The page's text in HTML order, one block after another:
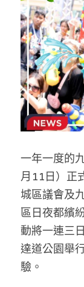
反華推
民主派
反華推
美西霸
美西極
真相直擊
極端暴
KOL 專欄
林淑芳
屈穎妍
朱庭萱
莫綺琪
黃萬成
招國偉
高松傑
林伯強專
絕密法庭檔
醫院口
屠龍小
黎智英
支聯會案
35+顛覆
生活
吃喝玩
休閒好
親子
花生仔
關於我們
人才招聘
投稿熱線
商戶合作
支持讚助
條款及
搜索
繁體中文
繁體
一年一度的
月11日）正
城區議會及
區日夜都繽
動將一連三
達道公園舉
驗。